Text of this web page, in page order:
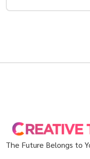
The Future Belongs to